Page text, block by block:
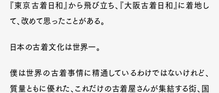
『東京古着日和』から飛び立ち、『大阪古着日和』に着地し
て、改めて思ったことがある。
日本の古着文化は世界一。
僕は世界の古着事情に精通しているわけではないけれど、
質量ともに優れた、これだけの古着屋さんが集結する街、国